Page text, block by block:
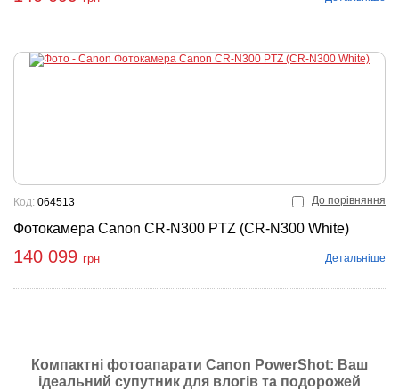
До порівняння
Фотокамера Canon CR-N300 PTZ (CR-N300 White)
Код: 064513
140 099 грн Детальніше
Компактні фотоапарати Canon PowerShot: Ваш
ідеальний супутник для влогів та подорожей